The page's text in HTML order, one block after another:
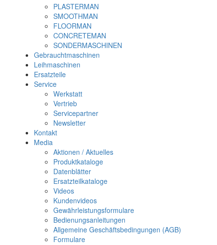
PLASTERMAN
SMOOTHMAN
FLOORMAN
CONCRETEMAN
SONDERMASCHINEN
Gebrauchtmaschinen
Leihmaschinen
Ersatzteile
Service
Werkstatt
Vertrieb
Servicepartner
Newsletter
Kontakt
Media
Aktionen / Aktuelles
Produktkataloge
Datenblätter
Ersatzteilkataloge
Videos
Kundenvideos
Gewährleistungsformulare
Bedienungsanleitungen
Allgemeine Geschäftsbedingungen (AGB)
Formulare